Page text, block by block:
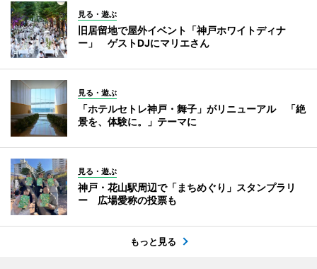
見る・遊ぶ
旧居留地で屋外イベント「神戸ホワイトディナ
ー」 ゲストDJにマリエさん
見る・遊ぶ
「ホテルセトレ神戸・舞子」がリニューアル 「絶
景を、体験に。」テーマに
見る・遊ぶ
神戸・花山駅周辺で「まちめぐり」スタンプラリ
ー 広場愛称の投票も
もっと見る